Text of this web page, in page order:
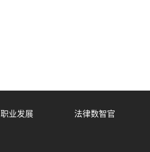
职业发展 法律数智官